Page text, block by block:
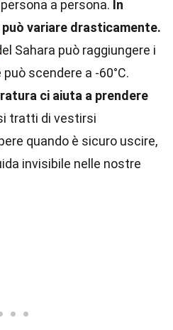
a persona. In
variare drasticamente.
Sahara può raggiungere i
scendere a -60°C.
ci aiuta a prendere
tratti di vestirsi
quando è sicuro uscire,
invisibile nelle nostre